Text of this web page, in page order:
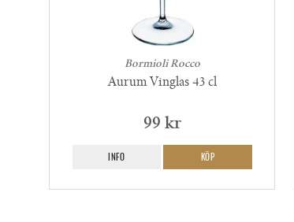
Bormioli Rocco
Aurum Vinglas 43 cl
99 kr
INFO KÖP